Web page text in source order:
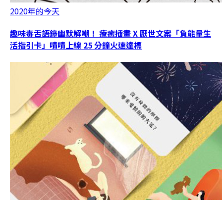
2020年的今天
趣味毒舌語錄幽默解嘲！ 療癒插畫 X 厭世文案「負能量生
活指引卡」嘖嘖上線 25 分鐘火速達標